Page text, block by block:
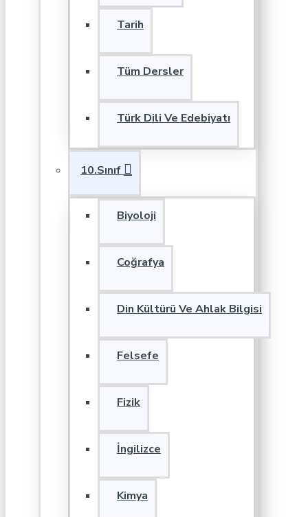
Tarih
Tüm Dersler
Türk Dili Ve Edebiyatı
10.Sınıf
Biyoloji
Coğrafya
Din Kültürü Ve Ahlak Bilgisi
Felsefe
Fizik
İngilizce
Kimya